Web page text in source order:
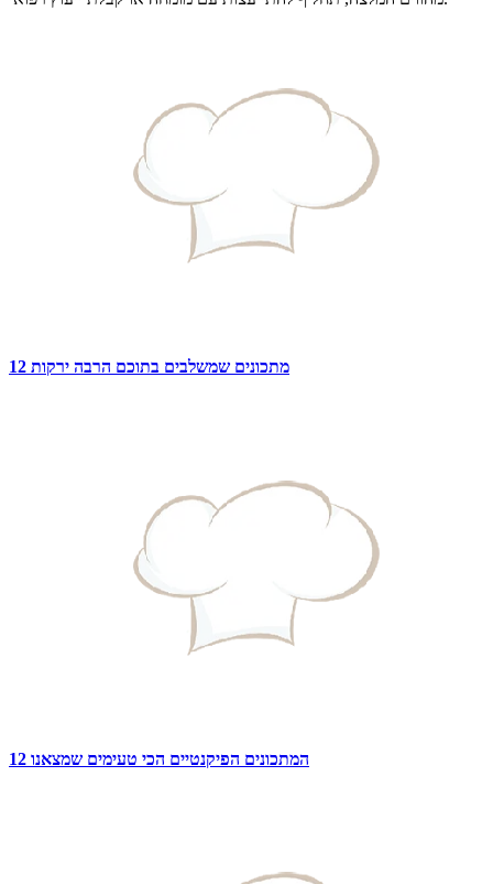
12 מתכונים שמשלבים בתוכם הרבה ירקות
12 המתכונים הפיקנטיים הכי טעימים שמצאנו